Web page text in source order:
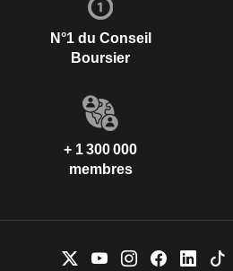
N°1 du Conseil
Boursier
+ 1 300 000
membres